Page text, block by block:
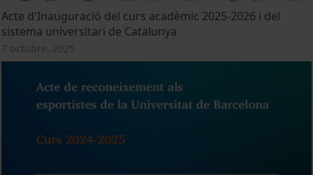
Acte d'Inauguració del curs acadèmic 2025-2026 i del
sistema universitari de Catalunya
7 octubre, 2025